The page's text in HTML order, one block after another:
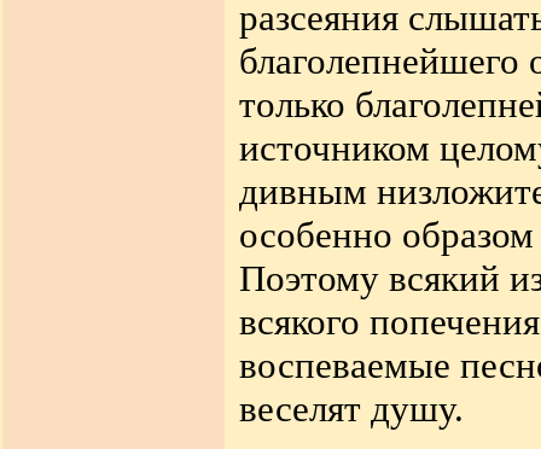
разсеяния
благолепнейшего
только
источником
дивным
особенно
Поэтому всякий
всякого
воспеваемые
веселят душу.